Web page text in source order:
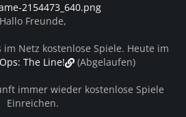
2154473_640.png
Hallo Freunde,
Netz kostenlose Spiele. Heute im
The Line! (Abgelaufen)
immer wieder kostenlose Spiele
Einreichen.